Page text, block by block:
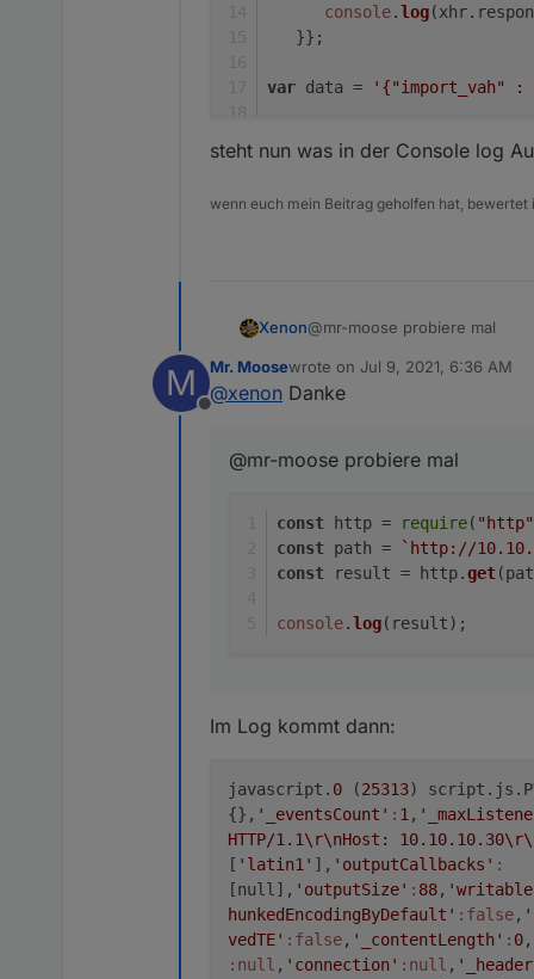
console.log(xhr.
   }};
var data = '{"import_vah" :
steht nun was in der Console log
wenn euch mein Beitrag geholfen hat, bewertet
Xenon@mr-moose probiere mal
const http =
const path = `http://
let url = "http://
let xhr = new
   }};
var data =
M
Offline
Mr. Moosewrote on Jul 9, 2021, 6:36 AM
last edited by
@xenon Danke
@mr-moose probiere mal
const http = require( "http"
const path = `http://
const result = http.get
console.log(result);
Im Log kommt dann:
javascript. 0 (25313)
{}, '_eventsCount' : 1,
HTTP/1.1\r\nHost:
[ 'latin1' ], 'outputCallbacks' :
[null], 'outputSize' : 88,
hunkedEncodingByDefault' :false,
vedTE' :false, '_contentLength' : 0,
:null , 'connection' :null ,